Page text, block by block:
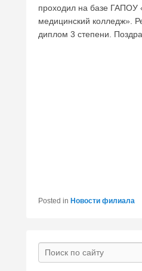
проходил на базе ГАПОУ
медицинский колледж».
диплом 3 степени.
Posted in Новости филиала
Search